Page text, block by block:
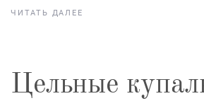
ЧИТАТЬ ДАЛЕЕ
Цельные